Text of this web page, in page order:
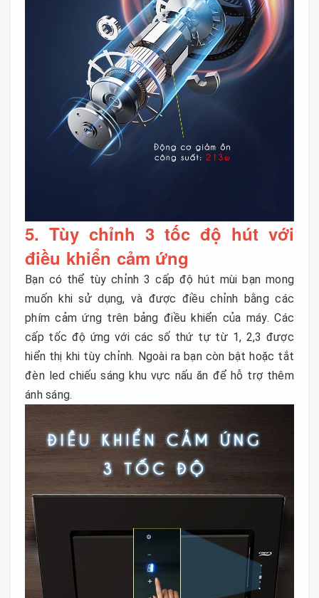
5. Tùy chỉnh 3 tốc độ hút với
điều khiển cảm ứng
Bạn có thể tùy chỉnh 3 cấp độ hút mùi bạn mong
muốn khi sử dụng, và được điều chỉnh bằng các
phím cảm ứng trên bảng điều khiển của máy. Các
cấp tốc độ ứng với các số thứ tự từ 1, 2,3 được
hiển thị khi tùy chỉnh. Ngoài ra bạn còn bật hoặc tắt
đèn led chiếu sáng khu vực nấu ăn để hỗ trợ thêm
ánh sáng.